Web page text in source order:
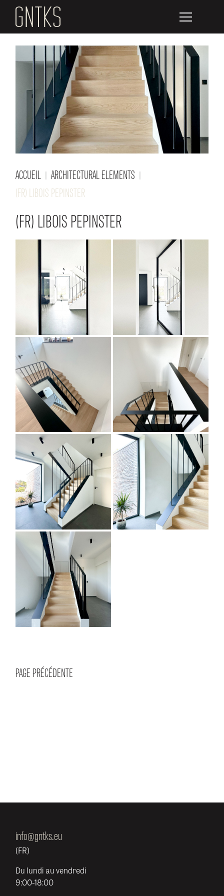
ACCUEIL
ARCHITECTURAL ELEMENTS
(FR) LIBOIS PEPINSTER
(FR) LIBOIS PEPINSTER
PAGE PRÉCÉDENTE
info@gntks.eu
(FR)
Du lundi au vendredi
9:00-18:00